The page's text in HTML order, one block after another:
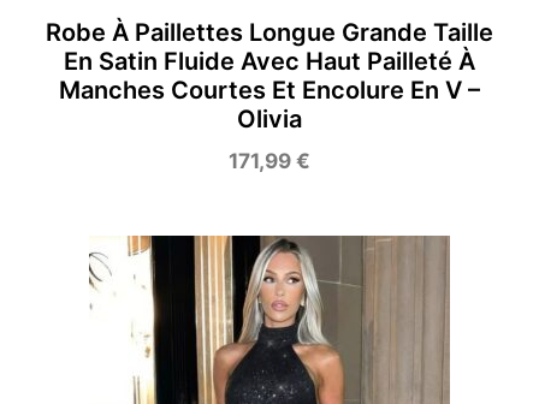
Robe À Paillettes Longue Grande Taille
En Satin Fluide Avec Haut Pailleté À
Manches Courtes Et Encolure En V –
Olivia
171,99€